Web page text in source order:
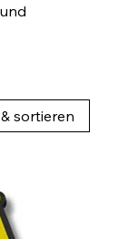
sortieren